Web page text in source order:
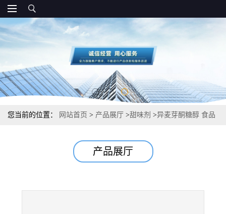
您当前的位置： 网站首页 > 产品展厅 >甜味剂 >异麦芽酮糖醇 食品
产品展厅